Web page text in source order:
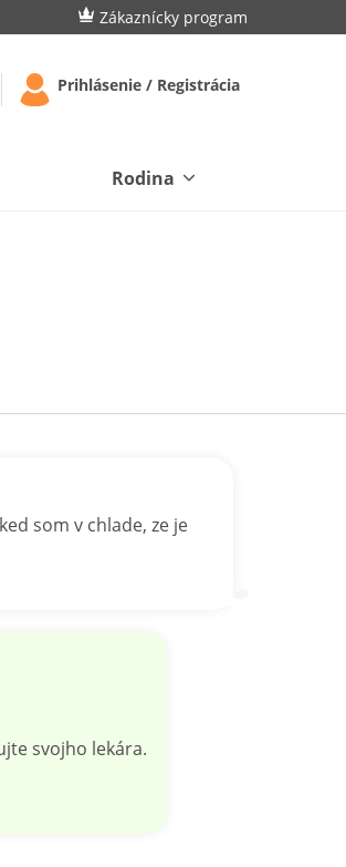
Zákaznícky program
Prihlásenie / Registrácia
Rodina
som v chlade, ze je
svojho lekára.